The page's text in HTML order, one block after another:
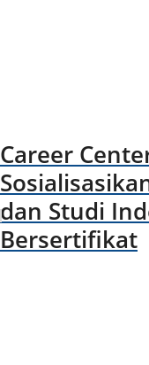
Career
dan Studi
Bersertifikat